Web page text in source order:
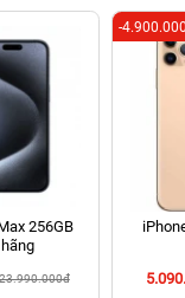
Tăng Nhơn Phú, Hồ Chí
Thủ Đức, Hồ Chí Minh
Ninh, Dĩ An, Hồ Chí Minh
162A Ba Cu, Vũng Tàu, Hồ
Thụ, Tân Sơn Nhất, Hồ
256GB
-